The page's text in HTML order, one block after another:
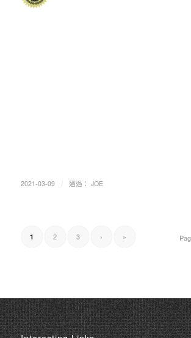
2021-03-09 通過： JOE
1 2 3 › »